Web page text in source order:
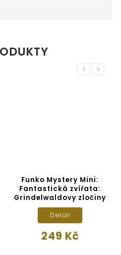
Previous
Funko Mystery Mini:
Fantastická zvířata:
Grindelwaldovy zločiny
249 Kč
Detail
Next